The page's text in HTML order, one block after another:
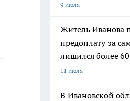
9 июля
Житель Иванова
предоплату за
лишился более
11 июля
В Ивановской